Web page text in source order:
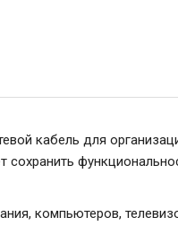
кабель для
компьютеров,